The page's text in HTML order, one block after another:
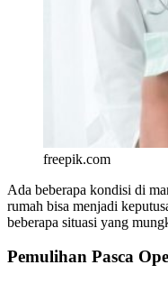
freepik.com
Ada beberapa kondisi di
rumah bisa menjadi
beberapa situasi yang
Pemulihan Pasca